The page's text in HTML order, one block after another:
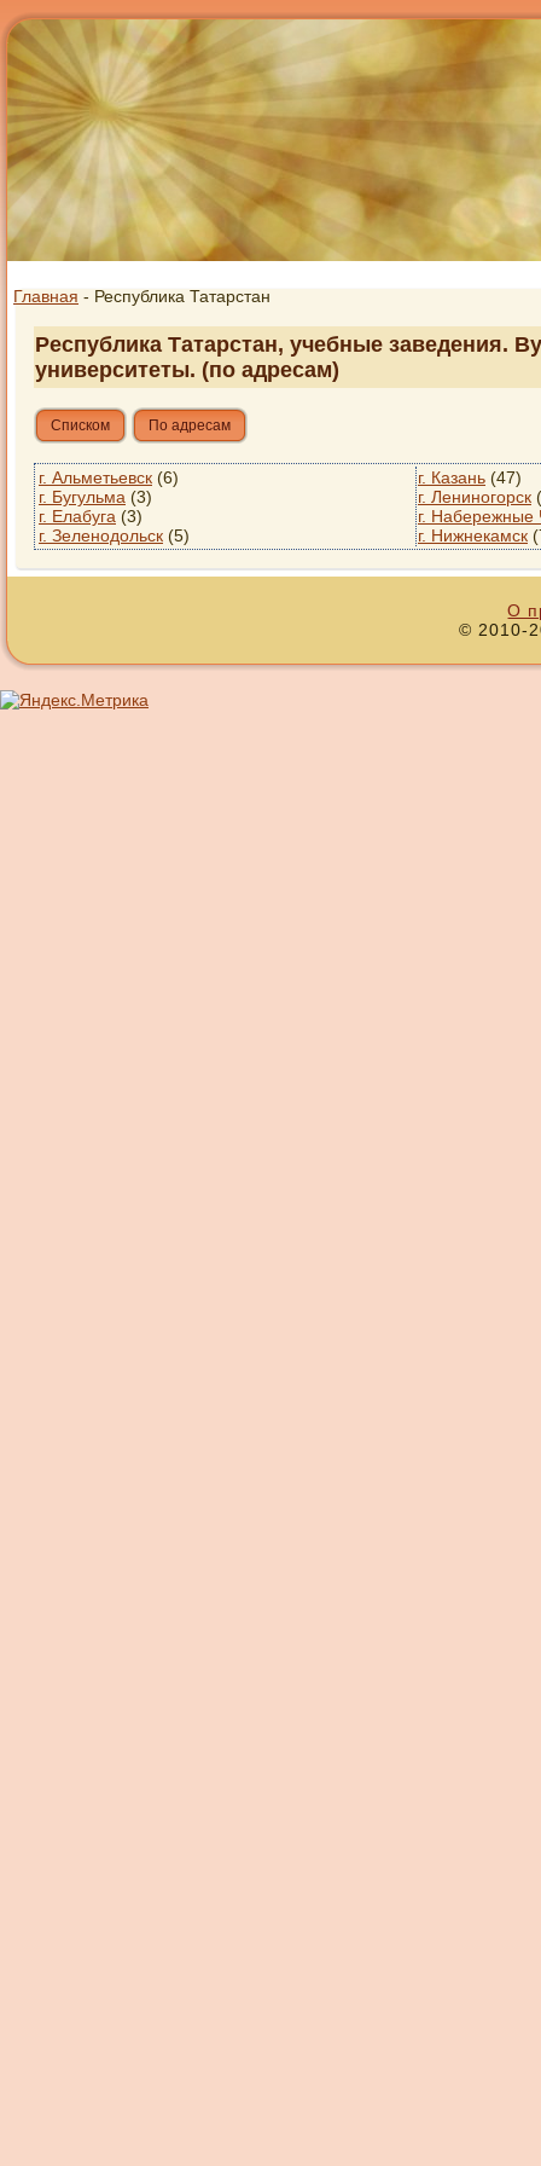
Главная - Республика Татарстан
Республика Татарстан, учебные заведения.
университеты. (по адресам)
Списком По адресам
г. Альметьевск (6)
г. Бугульма (3)
г. Елабуга (3)
г. Зеленодольск (5)
г. Казань (47)
г. Лениногорск
г. Набережные
г. Нижнекамск
О
© 2010-